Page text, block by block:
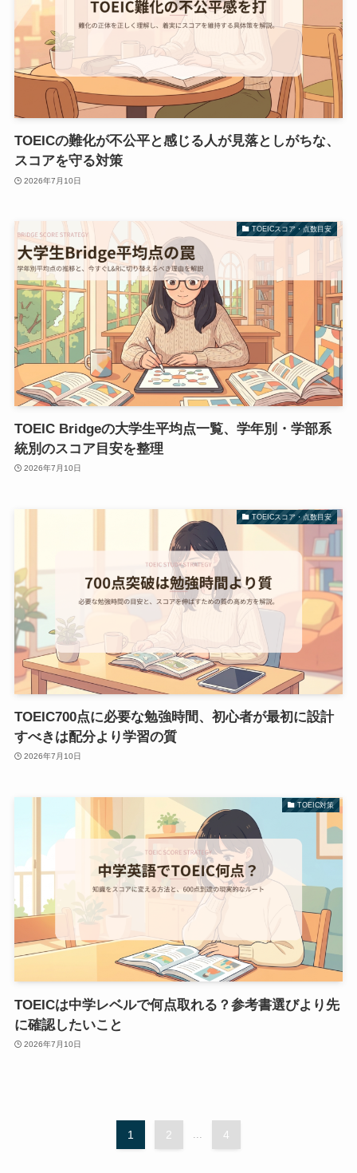
TOEICの難化が不公平と感じる人が見落としがちな、
スコアを守る対策
2026年7月10日
TOEICスコア・点数目安
TOEIC Bridgeの大学生平均点一覧、学年別・学部系
統別のスコア目安を整理
2026年7月10日
TOEICスコア・点数目安
TOEIC700点に必要な勉強時間、初心者が最初に設計
すべきは配分より学習の質
2026年7月10日
TOEIC対策
TOEICは中学レベルで何点取れる？参考書選びより先
に確認したいこと
2026年7月10日
1 2 ... 4